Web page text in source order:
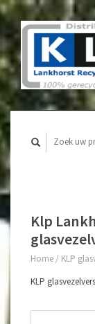
Klp
Home / KLP
KLP